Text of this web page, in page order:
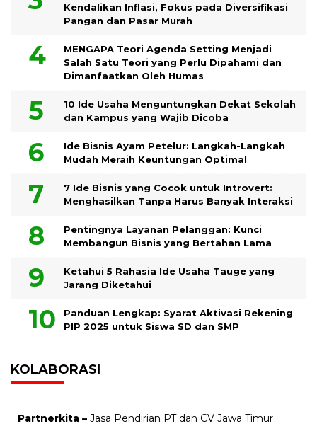
Kendalikan Inflasi, Fokus pada Diversifikasi
Pangan dan Pasar Murah
MENGAPA Teori Agenda Setting Menjadi
Salah Satu Teori yang Perlu Dipahami dan
Dimanfaatkan Oleh Humas
10 Ide Usaha Menguntungkan Dekat Sekolah
dan Kampus yang Wajib Dicoba
Ide Bisnis Ayam Petelur: Langkah-Langkah
Mudah Meraih Keuntungan Optimal
7 Ide Bisnis yang Cocok untuk Introvert:
Menghasilkan Tanpa Harus Banyak Interaksi
Pentingnya Layanan Pelanggan: Kunci
Membangun Bisnis yang Bertahan Lama
Ketahui 5 Rahasia Ide Usaha Tauge yang
Jarang Diketahui
Panduan Lengkap: Syarat Aktivasi Rekening
PIP 2025 untuk Siswa SD dan SMP
KOLABORASI
Partnerkita – Jasa Pendirian PT dan CV Jawa Timur